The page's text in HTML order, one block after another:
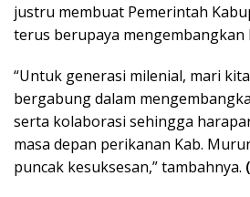
justru membuat Pemerintah
terus berupaya mengembangkan
“Untuk generasi milenial, mari
bergabung dalam
serta kolaborasi sehingga
masa depan perikanan Kab.
puncak kesuksesan,” tambahnya.